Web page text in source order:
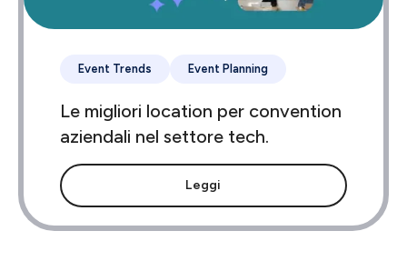
Event Trends Event Planning
Le migliori location per convention
aziendali nel settore tech.
Leggi